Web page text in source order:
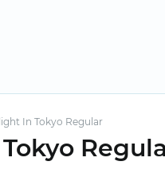
In Tokyo Regular